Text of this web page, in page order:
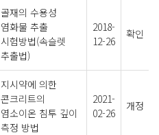
골재의 수용성
염화물 추출
시험방법(속슬렛
추출법)
2018-
12-26
확인
지시약에 의한
콘크리트의
염소이온 침투 깊이
측정 방법
2021-
02-26
개정